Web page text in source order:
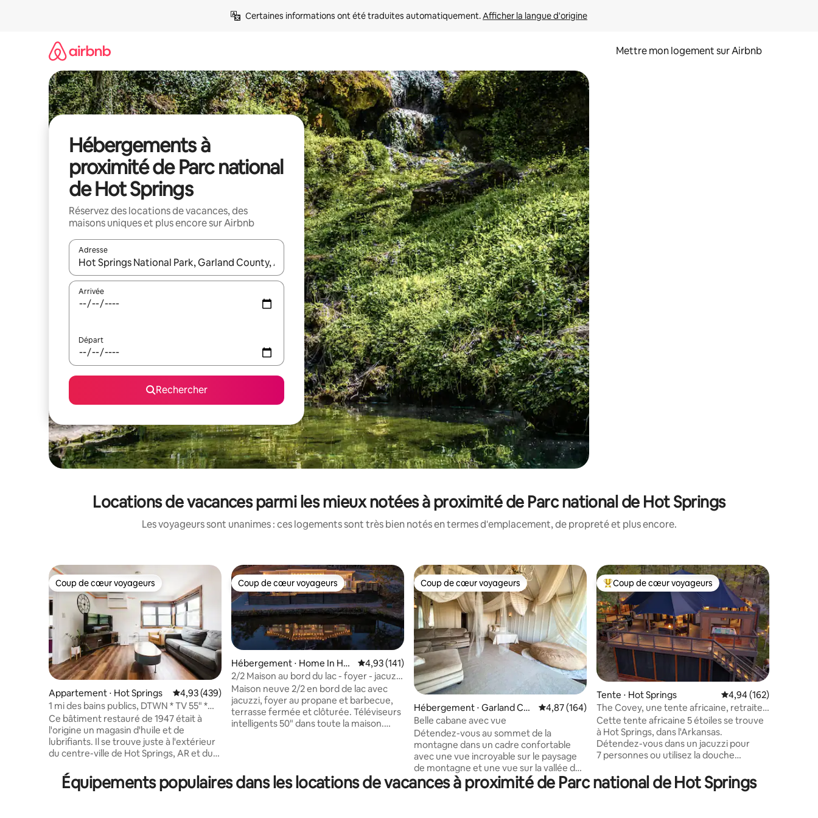
Certaines informations ont été traduites automatiquement. Afficher la langue d'origine
Mettre mon logement sur Airbnb
Hébergements à
proximité de Parc national
de Hot Springs
Réservez des locations de vacances, des
maisons uniques et plus encore sur Airbnb
Adresse
Lorsque les résultats s'affichent, utilisez les flèches vers le haut et vers le bas pour les parcourir ou en appuyant et en faisant glisser.
Arrivée
Départ
Rechercher
Locations de vacances parmi les mieux notées à proximité de Parc national de Hot Springs
Les voyageurs sont unanimes : ces logements sont très bien notés en termes d'emplacement, de propreté et plus encore.
Coup de cœur voyageurs
Coup de cœur voyageurs
Appartement ⋅ Hot Springs Évaluation moyenne sur la base de 439 commentaires : 4,93 sur 5
4,93 (439)
1 mi des bains publics, DTWN * TV 55" *
Cuisine *
Ce bâtiment restauré de 1947 était à
l'origine un magasin d'huile et de
lubrifiants. Il se trouve juste à l'extérieur
du centre-ville de Hot Springs, AR et du
centre-ville, de Bathhouse Row et des
sentiers de randonnée ½ mile jusqu'au
Coup de cœur voyageurs
Coup de cœur voyageurs
Hébergement ⋅ Home In Hot
Springs
Évaluation moyenne sur la base de 141 commentaires : 4,93 sur 5
4,93 (141)
2/2 Maison au bord du lac - foyer - jacuzzi
et SALLE DE JEUX !
Maison neuve 2/2 en bord de lac avec
jacuzzi, foyer au propane et barbecue,
terrasse fermée et clôturée. Téléviseurs
intelligents 50" dans toute la maison.
60 secondes à pied et est équipée d'une
Coup de cœur voyageurs
Coup de cœur voyageurs
Hébergement ⋅ Garland Co
unty
Évaluation moyenne sur la base de 164 commentaires : 4,87 sur 5
4,87 (164)
Belle cabane avec vue
Détendez-vous au sommet de la
montagne dans un cadre confortable
avec une vue incroyable sur le paysage
de montagne et une vue sur la vallée de
la ville. Profitez de l'ambiance marocaine
unique dans cette cabine spacieuse et
Coups de cœur voyageurs les plus appréciés
Coup de cœur voyageurs
Tente ⋅ Hot Springs Évaluation moyenne
4,94 (162)
The Covey, une tente africaine, retraite,
maison de merlebleu
Cette tente africaine 5 étoiles se trouve
à Hot Springs, dans l'Arkansas.
Détendez-vous dans un jacuzzi pour
7 personnes ou utilisez la douche
l'intérieur de la tente, profitez de votre
propre télévision depuis le lit. Un
Équipements populaires dans les locations de vacances à proximité de Parc national de Hot Springs